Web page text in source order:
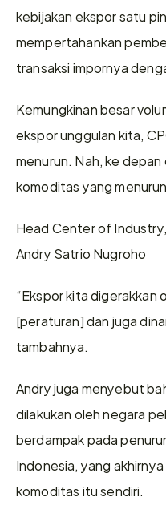
kebijakan ekspor satu
mempertahankan
transaksi impornya
Kemungkinan besar
ekspor unggulan kita,
menurun. Nah, ke
komoditas yang
Head Center of
Andry Satrio Nugroho
“Ekspor kita digerakkan
[peraturan] dan juga
tambahnya.
Andry juga menyebut
dilakukan oleh negara
berdampak pada
Indonesia, yang
komoditas itu sendiri.